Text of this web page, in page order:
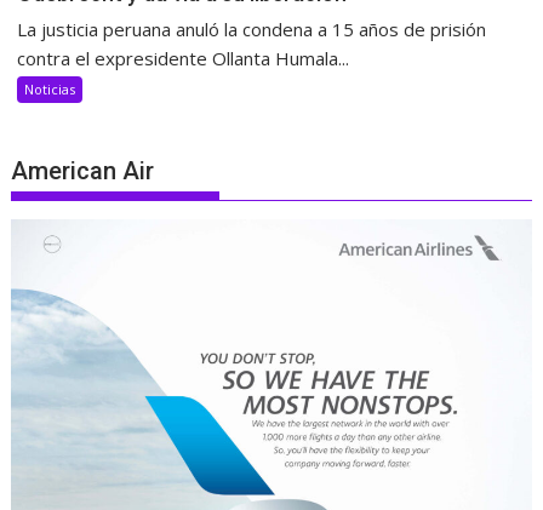
La justicia peruana anuló la condena a 15 años de prisión
contra el expresidente Ollanta Humala...
Noticias
American Air